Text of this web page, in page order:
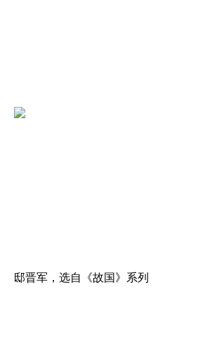
邸晋军，选自《故国》系列